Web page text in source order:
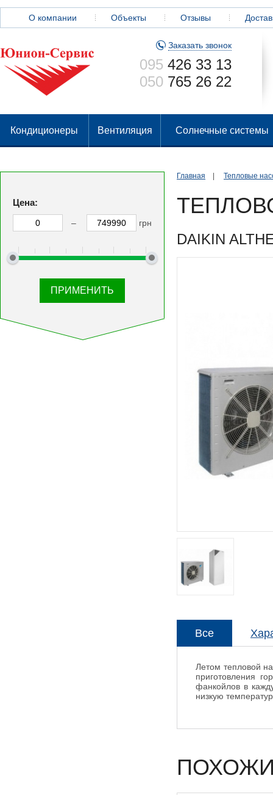
О компании Объекты Отзывы
Заказать звонок
095 426 33 13
050 765 26 22
Кондиционеры Вентиляция Солнечные системы
Главная Тепловые
DAIKIN
Все
Летом тепловой
приготовления
фанкойлов в
низкую
Цена:
– грн